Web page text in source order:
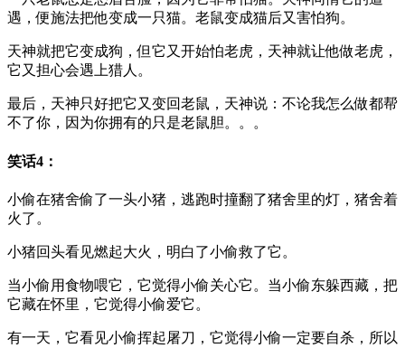
遇，便施法把他变成一只猫。老鼠变成猫后又害怕狗。
天神就把它变成狗，但它又开始怕老虎，天神就让他做老虎，
它又担心会遇上猎人。
最后，天神只好把它又变回老鼠，天神说：不论我怎么做都帮
不了你，因为你拥有的只是老鼠胆。。。
笑话4：
小偷在猪舍偷了一头小猪，逃跑时撞翻了猪舍里的灯，猪舍着
火了。
小猪回头看见燃起大火，明白了小偷救了它。
当小偷用食物喂它，它觉得小偷关心它。当小偷东躲西藏，把
它藏在怀里，它觉得小偷爱它。
有一天，它看见小偷挥起屠刀，它觉得小偷一定要自杀，所以